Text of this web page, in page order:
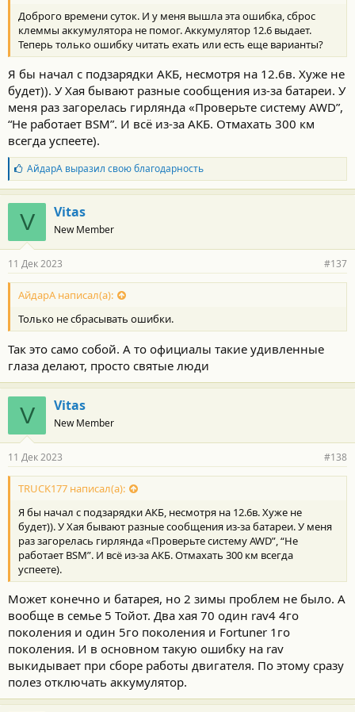
Доброго времени суток. И у меня вышла эта ошибка, сброс
клеммы аккумулятора не помог. Аккумулятор 12.6 выдает.
Теперь только ошибку читать ехать или есть еще варианты?
Я бы начал с подзарядки АКБ, несмотря на 12.6в. Хуже не
будет)). У Хая бывают разные сообщения из-за батареи. У
меня раз загорелась гирлянда «Проверьте систему AWD”,
“Не работает BSM”. И всё из-за АКБ. Отмахать 300 км
всегда успеете).
Б
л
а
г
о
д
а
н
о
с
и
:
АйдарАвыразил свою благодарность
V Vitas
New Member
11 Дек 2023 #137
АйдарА написал(а):
Только не сбрасывать ошибки.
Так это само собой. А то официалы такие удивленные
глаза делают, просто святые люди
V Vitas
New Member
11 Дек 2023 #138
TRUCK177 написал(а):
Я бы начал с подзарядки АКБ, несмотря на 12.6в. Хуже не
будет)). У Хая бывают разные сообщения из-за батареи. У меня
раз загорелась гирлянда «Проверьте систему AWD”, “Не
работает BSM”. И всё из-за АКБ. Отмахать 300 км всегда
успеете).
Может конечно и батарея, но 2 зимы проблем не было. А
вообще в семье 5 Тойот. Два хая 70 один rav4 4го
поколения и один 5го поколения и Fortuner 1го
поколения. И в основном такую ошибку на rav
выкидывает при сборе работы двигателя. По этому сразу
полез отключать аккумулятор.